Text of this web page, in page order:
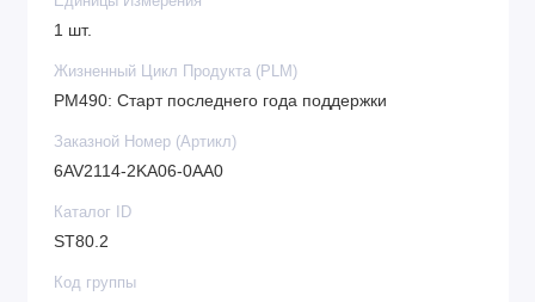
1 шт.
Жизненный Цикл Продукта (PLM)
PM490: Старт последнего года поддержки
Заказной Номер (Артикл)
6AV2114-2KA06-0AA0
Каталог ID
ST80.2
Код группы